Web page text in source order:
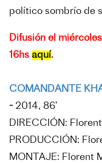
político sombrío de
Difusión el
16hs aquí.
COMANDANTE
- 2014, 86’
DIRECCIÓN:
PRODUCCIÓN:
MONTAJE: Florent